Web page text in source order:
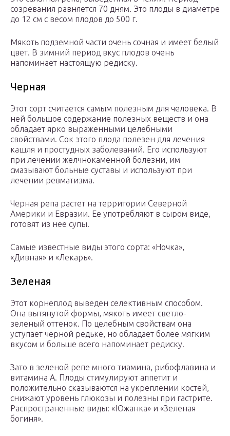
созревания равняется 70 дням. Это плоды в диаметре
до 12 см с весом плодов до 500 г.
Мякоть подземной части очень сочная и имеет белый
цвет. В зимний период вкус плодов очень
напоминает настоящую редиску.
Черная
Этот сорт считается самым полезным для человека. В
ней большое содержание полезных веществ и она
обладает ярко выраженными целебными
свойствами. Сок этого плода полезен для лечения
кашля и простудных заболеваний. Его используют
при лечении желчнокаменной болезни, им
смазывают больные суставы и используют при
лечении ревматизма.
Черная репа растет на территории Северной
Америки и Евразии. Ее употребляют в сыром виде,
готовят из нее супы.
Самые известные виды этого сорта: «Ночка»,
«Дивная» и «Лекарь».
Зеленая
Этот корнеплод выведен селективным способом.
Она вытянутой формы, мякоть имеет светло-
зеленый оттенок. По целебным свойствам она
уступает черной редьке, но обладает более мягким
вкусом и больше всего напоминает редиску.
Зато в зеленой репе много тиамина, рибофлавина и
витамина А. Плоды стимулируют аппетит и
положительно сказываются на укреплении костей,
снижают уровень глюкозы и полезны при гастрите.
Распространенные виды: «Южанка» и «Зеленая
богиня».